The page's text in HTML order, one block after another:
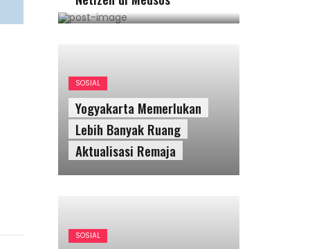
SOSIAL
Yogyakarta Memerlukan
Lebih Banyak Ruang
Aktualisasi Remaja
SOSIAL